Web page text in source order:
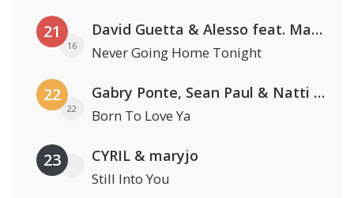
21
16
David Guetta & Alesso feat. Madison Love
Never Going Home Tonight
22
22
Gabry Ponte, Sean Paul & Natti Natasha
Born To Love Ya
23 CYRIL & maryjo
Still Into You